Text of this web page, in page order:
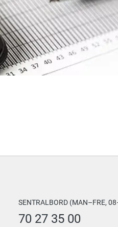
SENTRALBORD (MAN–FRE,
70 27 35 00